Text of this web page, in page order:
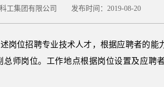
工集团有限公司 发布时间：2019-08-20
岗位招聘专业技术人才，根据应聘者的能
师岗位。工作地点根据岗位设置及应聘